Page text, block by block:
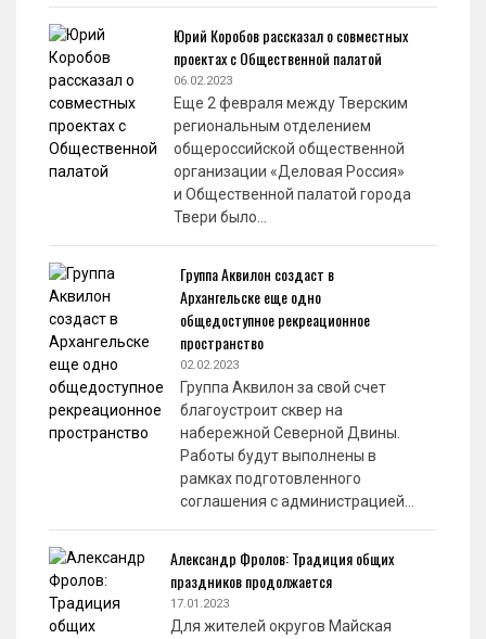
Юрий Коробов рассказал о совместных
проектах с Общественной палатой
06.02.2023
Еще 2 февраля между Тверским
региональным отделением
общероссийской общественной
организации «Деловая Россия»
и Общественной палатой города
Твери было…
Группа Аквилон создаст в
Архангельске еще одно
общедоступное рекреационное
пространство
02.02.2023
Группа Аквилон за свой счет
благоустроит сквер на
набережной Северной Двины.
Работы будут выполнены в
рамках подготовленного
соглашения с администрацией…
Александр Фролов: Традиция общих
праздников продолжается
17.01.2023
Для жителей округов Майская